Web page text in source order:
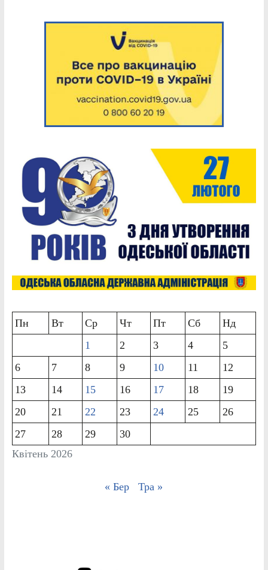
Квітень 2026
Пн Вт Ср Чт Пт Сб
Нд
1
2 3 4
5
6
7 8 9 10 11
12
13
14 15 16 17 18
19
20
21 22 23 24 25
26
27
28 29 30
« Бер Тра »